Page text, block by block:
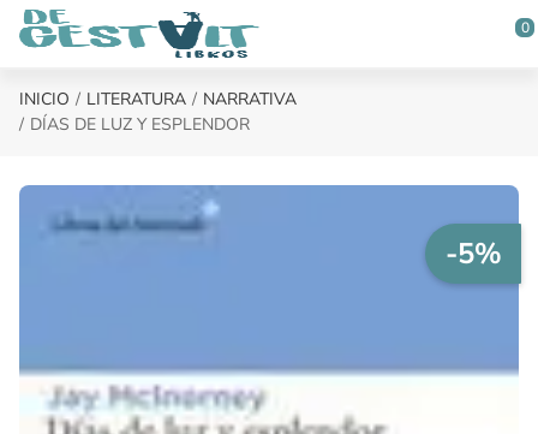
Saltar al contenido principal
0
INICIO LITERATURA
NARRATIVA
DÍAS DE LUZ Y ESPLENDOR
-5%